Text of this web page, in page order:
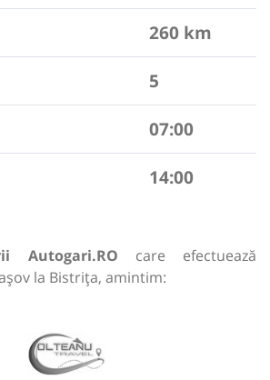
260 km
5
07:00
14:00
Autogari.RO care efectuează
la Bistrița, amintim: